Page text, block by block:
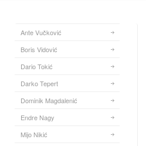
Ante Vučković
Boris Vidović
Dario Tokić
Darko Tepert
Dominik Magdalenić
Endre Nagy
Mijo Nikić